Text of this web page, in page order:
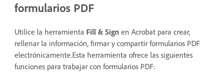
formularios PDF
Utilice la herramienta Fill & Sign en Acrobat para crear,
rellenar la información, firmar y compartir formularios PDF
electrónicamente.Esta herramienta ofrece las siguientes
funciones para trabajar con formularios PDF: